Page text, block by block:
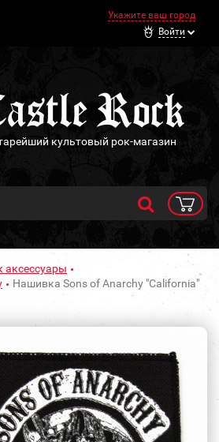
Укажите ваш город
Войти
культовый рок-магазин
аксессуары
Нашивка Sons of Anarchy "California"